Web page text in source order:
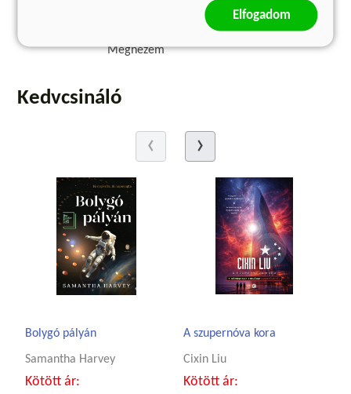
Megnézem
Kedvcsináló
Bolygó pályán
Samantha Harvey
Kötött ár:
A szupernóva kora
Cixin Liu
Kötött ár:
Elfogadom